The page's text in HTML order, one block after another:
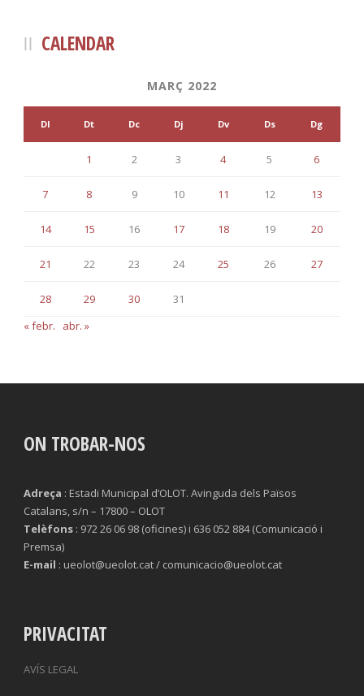
CALENDAR
MARÇ 2022
Dl Dt Dc Dj Dv Ds Dg
1 2 3 4 5 6
7 8 9 10 11 12 13
14 15 16 17 18 19 20
21 22 23 24 25 26 27
28 29 30
31
« febr.
abr. »
ON TROBAR-NOS
Adreça : Estadi Municipal d’OLOT. Avinguda dels Països
Catalans, s/n – 17800 – OLOT
Telèfons : 972 26 06 98 (oficines) i 636 052 884 (Comunicació i
Premsa)
E-mail : ueolot@ueolot.cat / comunicacio@ueolot.cat
PRIVACITAT
AVÍS LEGAL